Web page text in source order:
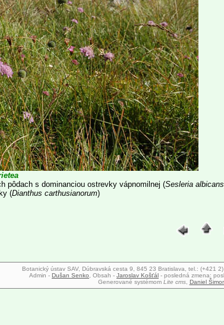
pôdach s dominanciou ostrevky vápnomilnej (Sesleria albicans
(Dianthus carthusianorum)
Botanický ústav SAV, Dúbravská cesta 9, 845 23 Bratislava, tel.: (+421
Admin - Dušan Senko , Obsah - Jaroslav Košťál - posledná zmena:
Generované systémom Lite cms, Daniel